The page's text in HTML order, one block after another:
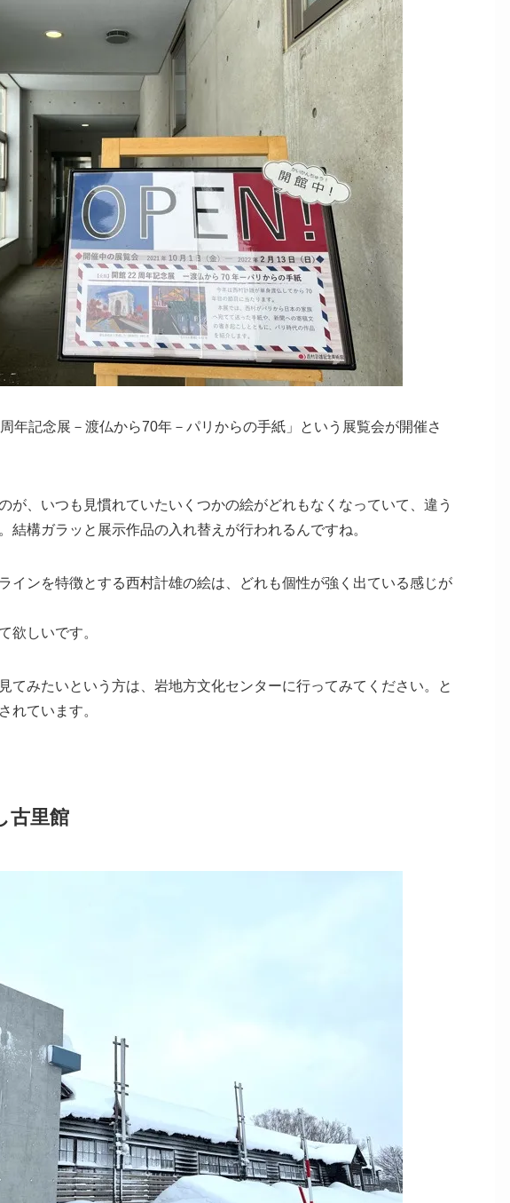
年記念展－渡仏から70年－パリからの手紙」という展覧会が開催さ
が、いつも見慣れていたいくつかの絵がどれもなくなっていて、違う
結構ガラッと展示作品の入れ替えが行われるんですね。
インを特徴とする西村計雄の絵は、どれも個性が強く出ている感じが
欲しいです。
てみたいという方は、岩地方文化センターに行ってみてください。と
れています。
古里館